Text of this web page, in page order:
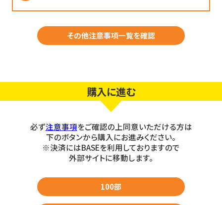
その他注意事項一覧を確認
購入に進む
必ず注意事項をご確認の上同意いただける方は
下のボタンから購入にお進みください。
※決済にはBASEを利用しておりますので
外部サイトに移動します。
100部